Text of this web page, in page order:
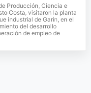
Producción, Ciencia e
Costa, visitaron la planta
industrial de Garín, en el
del desarrollo
de empleo de